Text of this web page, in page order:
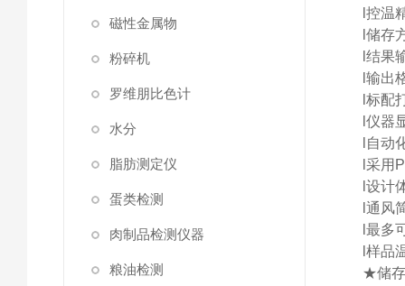
磁性金属物
粉碎机
罗维朋比色计
水分
脂肪测定仪
蛋类检测
肉制品检测仪器
粮油检测
l控温
l储存
l结果
l输出
l标配
l仪器
自动
l采用
l设计
l通风
l最多
l样品
★储存